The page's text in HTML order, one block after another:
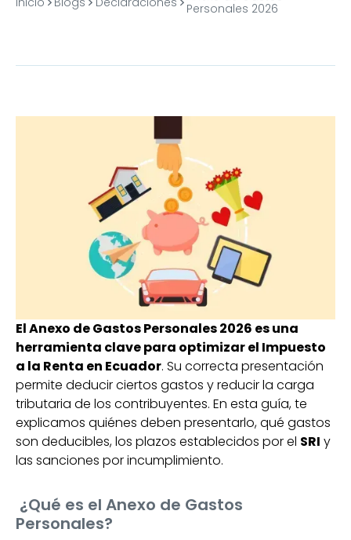
Personales 2026
El Anexo de Gastos Personales 2026 es una
herramienta clave para optimizar el Impuesto
a la Renta en Ecuador. Su correcta presentación
permite deducir ciertos gastos y reducir la carga
tributaria de los contribuyentes. En esta guía, te
explicamos quiénes deben presentarlo, qué gastos
son deducibles, los plazos establecidos por el SRI y
las sanciones por incumplimiento.
¿Qué es el Anexo de Gastos
Personales?